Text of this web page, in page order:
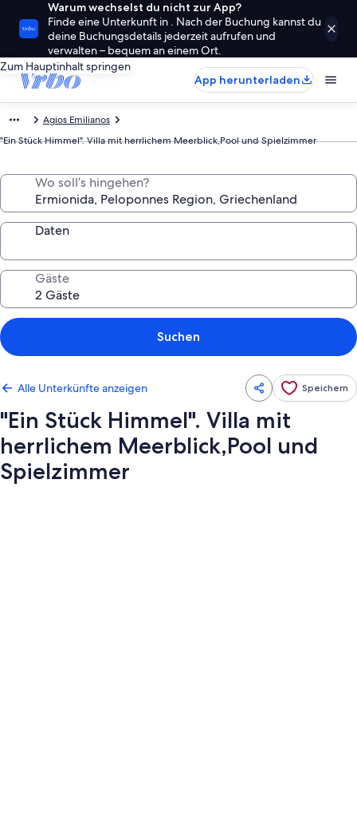
Warum wechselst du nicht zur App?
Finde eine Unterkunft in . Nach der Buchung kannst du
deine Buchungsdetails jederzeit aufrufen und
verwalten – bequem an einem Ort.
Zum Hauptinhalt springen
App herunterladen
Agios Emilianos
"Ein Stück Himmel". Villa mit herrlichem Meerblick,Pool und Spielzimmer
Wo soll’s hingehen?
Daten
Gäste
Suchen
Alle Unterkünfte anzeigen Speichern
"Ein Stück Himmel". Villa mit
herrlichem Meerblick,Pool und
Spielzimmer